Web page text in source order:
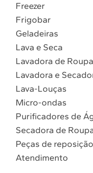
Freezer
Frigobar
Geladeiras
Lava e Seca
Lavadora de
Lavadora e
Lava-Louças
Micro-ondas
Purificadores de
Secadora de
Peças de reposição
Atendimento